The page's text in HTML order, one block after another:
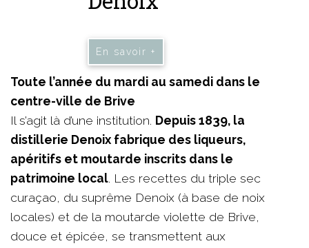
En savoir +
Toute l’année du mardi au samedi dans le
centre-ville de Brive
Il s’agit là d’une institution. Depuis 1839, la
distillerie Denoix fabrique des liqueurs,
apéritifs et moutarde inscrits dans le
patrimoine local. Les recettes du triple sec
curaçao, du suprême Denoix (à base de noix
locales) et de la moutarde violette de Brive,
douce et épicée, se transmettent aux